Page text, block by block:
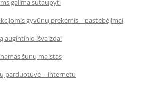
galima sutaupyti
gyvūnų prekėmis – pastebėjimai
augintinio išvaizdai
šunų maistas
parduotuvė – internetu